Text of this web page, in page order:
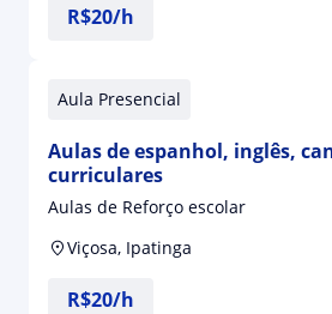
R$20/h
Aula Presencial
Aulas de espanhol, inglês,
curriculares
Aulas de Reforço escolar
Viçosa, Ipatinga
R$20/h